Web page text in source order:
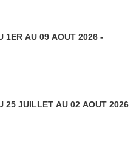
1ER AU 09 AOUT 2026 -
25 JUILLET AU 02 AOUT 2026